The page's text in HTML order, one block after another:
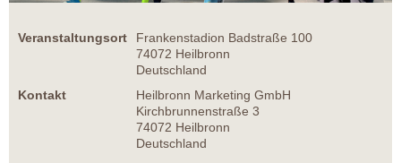
Veranstaltungsort
Frankenstadion Badstraße 100
74072 Heilbronn
Deutschland
Kontakt
Heilbronn Marketing GmbH
Kirchbrunnenstraße 3
74072 Heilbronn
Deutschland